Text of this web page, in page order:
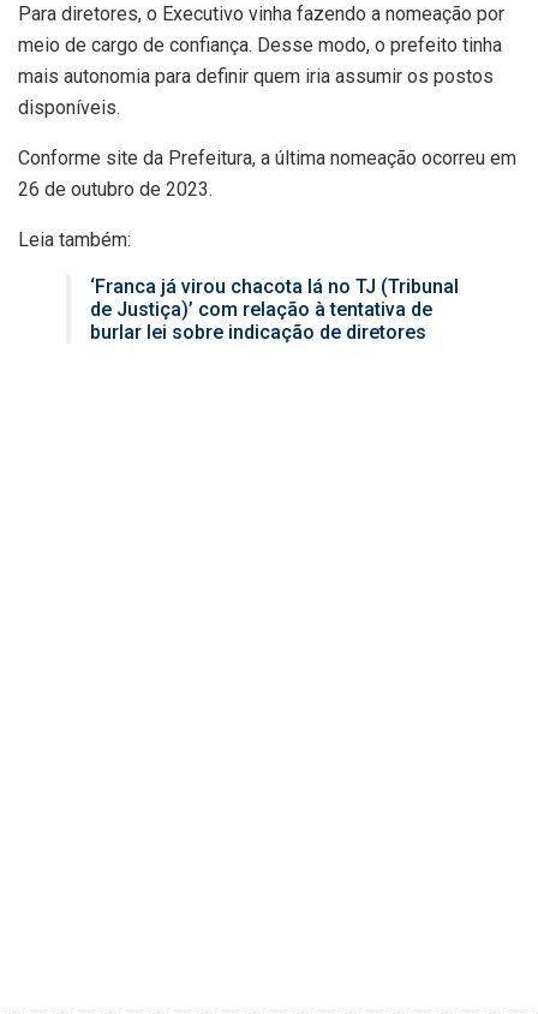
Para diretores, o Executivo vinha fazendo a nomeação por
meio de cargo de confiança. Desse modo, o prefeito tinha
mais autonomia para definir quem iria assumir os postos
disponíveis.
Conforme site da Prefeitura, a última nomeação ocorreu em
26 de outubro de 2023.
Leia também:
‘Franca já virou chacota lá no TJ (Tribunal
de Justiça)’ com relação à tentativa de
burlar lei sobre indicação de diretores